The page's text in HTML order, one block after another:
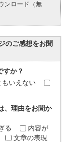
ンロード（無
のご感想をお聞
すか？
もいえない
、理由をお聞か
る
内容が
文章の表現